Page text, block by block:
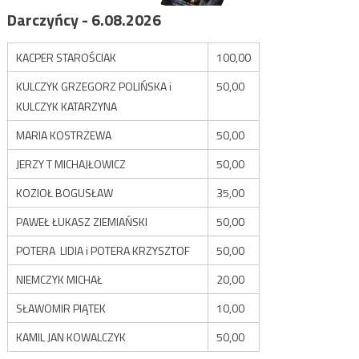
Darczyńcy - 6.08.2026
KACPER STAROŚCIAK
100,00
KULCZYK GRZEGORZ POLIŃSKA i
KULCZYK KATARZYNA
50,00
MARIA KOSTRZEWA
50,00
JERZY T MICHAJŁOWICZ
50,00
KOZIOŁ BOGUSŁAW
35,00
PAWEŁ ŁUKASZ ZIEMIAŃSKI
50,00
POTERA LIDIA i POTERA KRZYSZTOF
50,00
NIEMCZYK MICHAŁ
20,00
SŁAWOMIR PIĄTEK
10,00
KAMIL JAN KOWALCZYK
50,00